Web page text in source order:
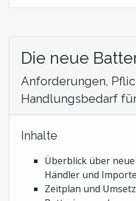
Die neue
Anforderungen,
Handlungsbedarf
Inhalte
Überblick über
Händler und
Zeitplan und